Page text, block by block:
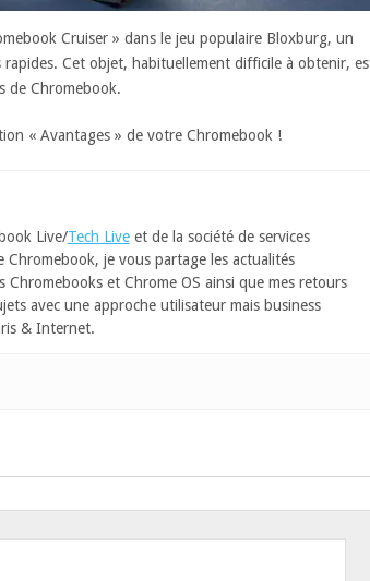
Cruiser » dans le jeu populaire Bloxburg, un
Cet objet, habituellement difficile à obtenir,
de Chromebook.
« Avantages » de votre Chromebook !
Live/Tech Liveet de la société de services
Chromebook, je vous partage les actualités
Chromebooks et Chrome OS ainsi que mes retours
avec une approche utilisateur mais business
& Internet.